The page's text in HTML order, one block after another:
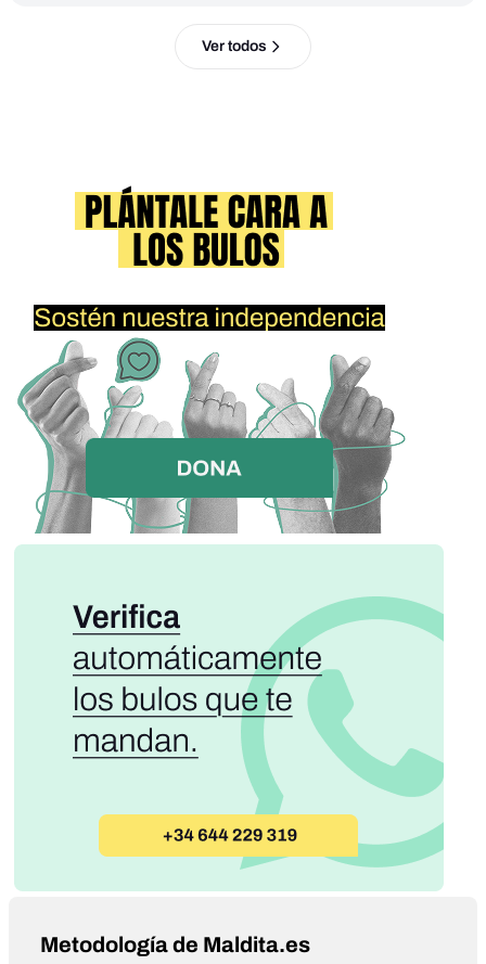
Ver todos
Metodología de Maldita.es